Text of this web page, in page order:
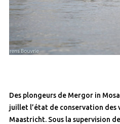
Des plongeurs de Mergor in
juillet l’état de conservation des
Maastricht. Sous la supervision